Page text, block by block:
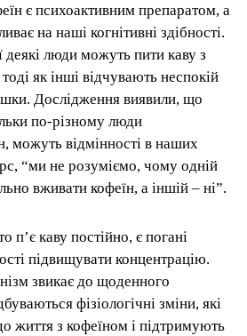
є психоактивним препаратом, а
на наші когнітивні здібності.
деякі люди можуть пити каву з
як інші відчувають неспокій
Дослідження виявили, що
по-різному люди
можуть відмінності в наших
“ми не розуміємо, чому одній
вживати кофеїн, а іншій – ні”.
п’є каву постійно, є погані
підвищувати концентрацію.
звикає до щоденного
фізіологічні зміни, які
життя з кофеїном і підтримують